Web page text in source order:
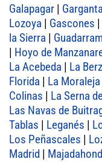
Galapagar |
Lozoya | Gascones |
la Sierra |
| Hoyo de
La Acebeda | La
Florida | La Moraleja
Colinas | La Serna
Las Navas de
Tablas | Leganés |
Los Peñascales |
Madrid |